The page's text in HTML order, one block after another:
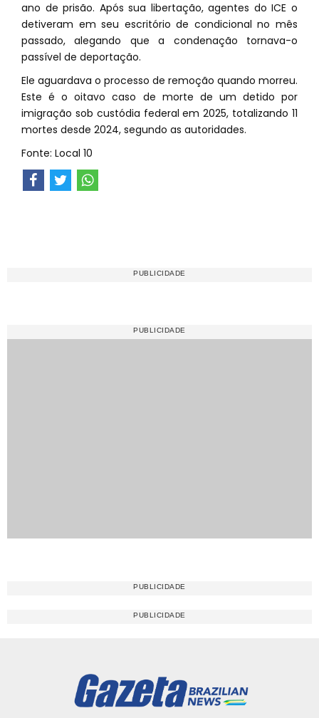
ano de prisão. Após sua libertação, agentes do ICE o
detiveram em seu escritório de condicional no mês
passado, alegando que a condenação tornava-o
passível de deportação.
Ele aguardava o processo de remoção quando morreu.
Este é o oitavo caso de morte de um detido por
imigração sob custódia federal em 2025, totalizando 11
mortes desde 2024, segundo as autoridades.
Fonte: Local 10